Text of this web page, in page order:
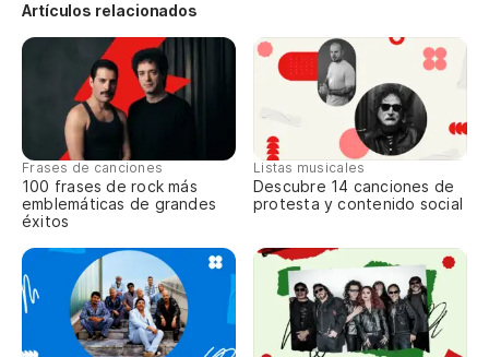
Artículos relacionados
Frases de canciones
100 frases de rock más
emblemáticas de grandes
éxitos
Listas musicales
Descubre 14 canciones de
protesta y contenido social